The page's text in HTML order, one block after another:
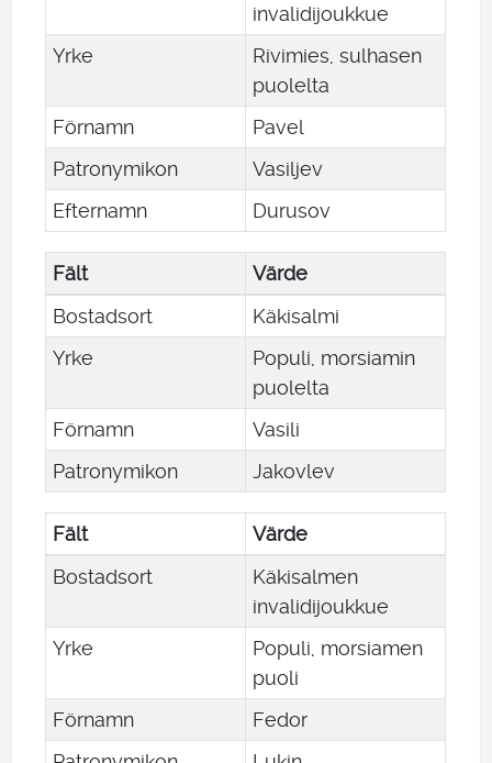
invalidijoukkue
Yrke
Rivimies, sulhasen
puolelta
Förnamn
Pavel
Patronymikon
Vasiljev
Efternamn
Durusov
Fält
Värde
Bostadsort
Käkisalmi
Yrke
Populi, morsiamin
puolelta
Förnamn
Vasili
Patronymikon
Jakovlev
Fält
Värde
Bostadsort
Käkisalmen
invalidijoukkue
Yrke
Populi, morsiamen
puoli
Förnamn
Fedor